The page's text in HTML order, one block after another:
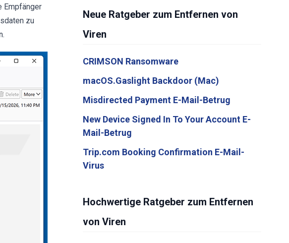
Empfänger
zu
Neue Ratgeber zum Entfernen von
Viren
CRIMSON Ransomware
macOS.Gaslight Backdoor (Mac)
Misdirected Payment E-Mail-Betrug
New Device Signed In To Your Account E-
Mail-Betrug
Trip.com Booking Confirmation E-Mail-
Virus
Hochwertige Ratgeber zum Entfernen
von Viren